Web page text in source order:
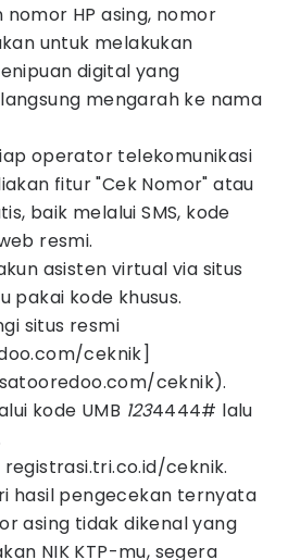
HP asing, nomor
untuk melakukan
digital yang
mengarah ke nama
operator telekomunikasi
fitur "Cek Nomor" atau
baik melalui SMS, kode
resmi.
asisten virtual via situs
pakai kode khusus.
situs resmi
ceknik]
ceknik).
kode UMB 1234444# lalu
registrasi.tri.co.id/ceknik.
hasil pengecekan ternyata
asing tidak dikenal yang
NIK KTP-mu, segera